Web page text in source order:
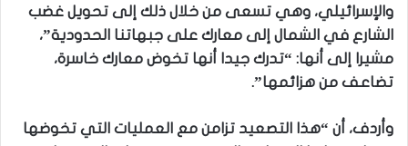
والإسرائيلي، وهي تسعى من خلال ذلك إلى تحويل غضب
الشارع في الشمال إلى معارك على جبهاتنا الحدودية”،
مشيرا إلى أنها: “تدرك جيدا أنها تخوض معارك خاسرة،
تضاعف من هزائمها”.
وأردف، أن “هذا التصعيد تزامن مع العمليات التي تخوضها